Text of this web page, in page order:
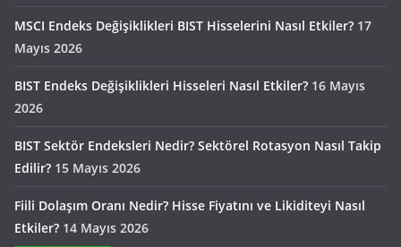
MSCI Endeks Değişiklikleri BIST Hisselerini Nasıl Etkiler? 17
Mayıs 2026
BIST Endeks Değişiklikleri Hisseleri Nasıl Etkiler? 16 Mayıs
2026
BIST Sektör Endeksleri Nedir? Sektörel Rotasyon Nasıl Takip
Edilir? 15 Mayıs 2026
Fiili Dolaşım Oranı Nedir? Hisse Fiyatını ve Likiditeyi Nasıl
Etkiler? 14 Mayıs 2026